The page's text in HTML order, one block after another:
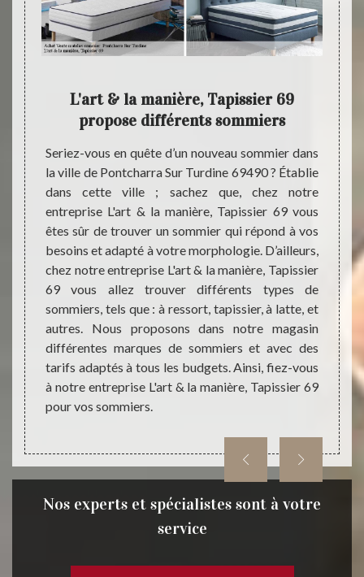
:
;
& la
des
la
êtes
vos
69.
:
un
Sur
L'art & la manière, Tapissier 69
propose différents sommiers
Seriez-vous en quête d’un nouveau sommier dans
la ville de Pontcharra Sur Turdine 69490 ? Établie
dans cette ville ; sachez que, chez notre
entreprise L'art & la manière, Tapissier 69 vous
êtes sûr de trouver un sommier qui répond à vos
besoins et adapté à votre morphologie. D’ailleurs,
chez notre entreprise L'art & la manière, Tapissier
69 vous allez trouver différents types de
sommiers, tels que : à ressort, tapissier, à latte, et
autres. Nous proposons dans notre magasin
différentes marques de sommiers et avec des
tarifs adaptés à tous les budgets. Ainsi, fiez-vous
à notre entreprise L'art & la manière, Tapissier 69
pour vos sommiers.
L'art
de
ce
Nos experts et spécialistes sont à votre
service